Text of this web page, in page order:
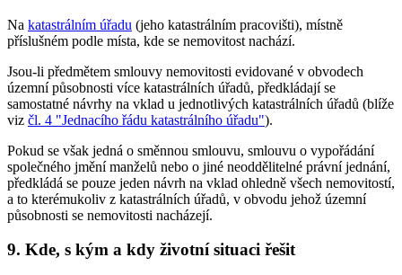
Na katastrálním úřadu (jeho katastrálním pracovišti), místně
příslušném podle místa, kde se nemovitost nachází.
Jsou-li předmětem smlouvy nemovitosti evidované v obvodech
územní působnosti více katastrálních úřadů, předkládají se
samostatné návrhy na vklad u jednotlivých katastrálních úřadů (blíže
viz čl. 4 "Jednacího řádu katastrálního úřadu").
Pokud se však jedná o směnnou smlouvu, smlouvu o vypořádání
společného jmění manželů nebo o jiné neoddělitelné právní jednání,
předkládá se pouze jeden návrh na vklad ohledně všech nemovitostí,
a to kterémukoliv z katastrálních úřadů, v obvodu jehož územní
působnosti se nemovitosti nacházejí.
9. Kde, s kým a kdy životní situaci řešit